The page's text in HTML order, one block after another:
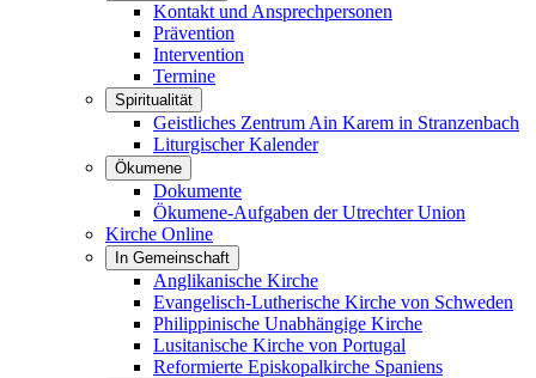
Kontakt und Ansprechpersonen
Prävention
Intervention
Termine
Spiritualität
Geistliches Zentrum Ain Karem in Stranzenbach
Liturgischer Kalender
Ökumene
Dokumente
Ökumene-Aufgaben der Utrechter Union
Kirche Online
In Gemeinschaft
Anglikanische Kirche
Evangelisch-Lutherische Kirche von Schweden
Philippinische Unabhängige Kirche
Lusitanische Kirche von Portugal
Reformierte Episkopalkirche Spaniens